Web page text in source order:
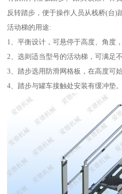
反转踏步，便于操作人员从栈桥(台)
活动梯的用途:
1、平衡设计，可悬停于高度、角度
2、选则适当型号的活动梯，可满足
3、踏步选用防滑网格板，在高度可
4、踏步与罐车接触处安装有缓冲垫。